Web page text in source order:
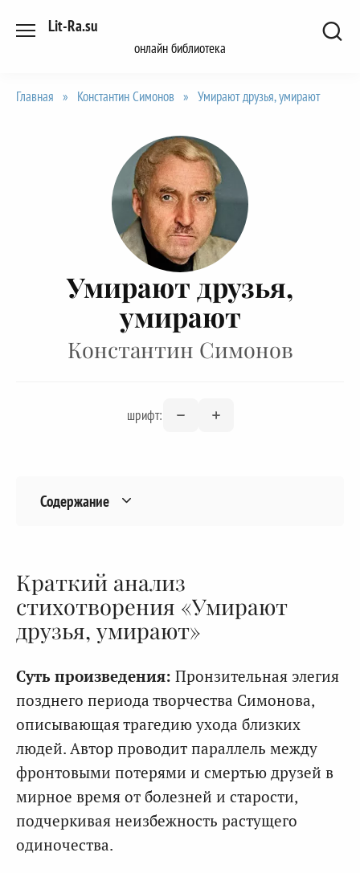
Lit-Ra.su
онлайн библиотека
Главная » Константин Симонов » Умирают друзья, умирают
Умирают друзья,
умирают
Константин Симонов
шрифт:
Содержание
Краткий анализ
стихотворения «Умирают
друзья, умирают»
Суть произведения: Пронзительная элегия
позднего периода творчества Симонова,
описывающая трагедию ухода близких
людей. Автор проводит параллель между
фронтовыми потерями и смертью друзей в
мирное время от болезней и старости,
подчеркивая неизбежность растущего
одиночества.